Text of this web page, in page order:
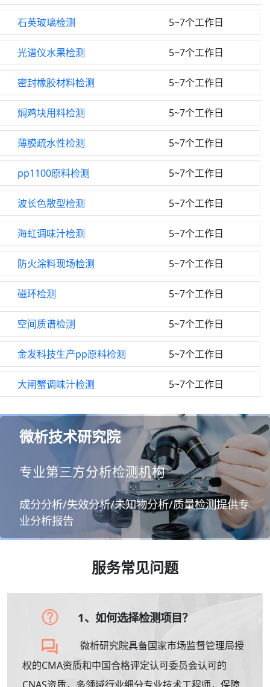
石英玻璃检测 5~7个工作日
光谱仪水果检测 5~7个工作日
密封橡胶材料检测 5~7个工作日
焖鸡块用料检测 5~7个工作日
薄膜疏水性检测 5~7个工作日
pp1100原料检测 5~7个工作日
波长色散型检测 5~7个工作日
海虹调味汁检测 5~7个工作日
防火涂料现场检测 5~7个工作日
磁环检测 5~7个工作日
空间质谱检测 5~7个工作日
金发科技生产pp原料检测 5~7个工作日
大闸蟹调味汁检测 5~7个工作日
微析技术研究院
专业第三方分析检测机构
成分分析/失效分析/未知物分析/质量检测提供专
业分析报告
服务常见问题
1、如何选择检测项目？
微析研究院具备国家市场监督管理局授
权的CMA资质和中国合格评定认可委员会认可的